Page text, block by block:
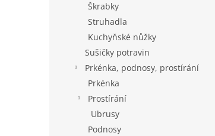
Škrabky
Struhadla
Kuchyňské nůžky
Sušičky potravin
Prkénka, podnosy, prostírání
Prkénka
Prostírání
Ubrusy
Podnosy